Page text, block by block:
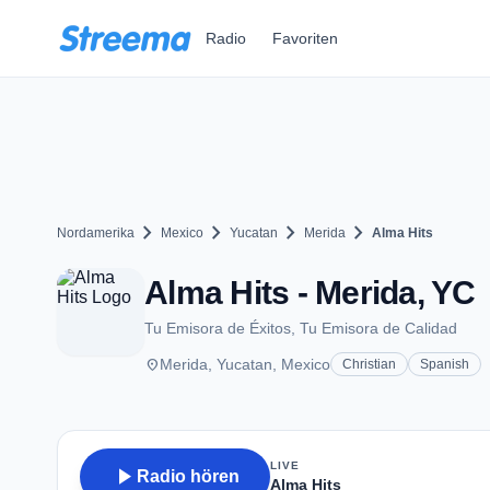
Radio Favoriten
Nordamerika chevron_right Mexico chevron_right Yucatan chevron_right Merida chevron_right Alma Hits
Alma Hits - Merida, YC
Tu Emisora de Éxitos, Tu Emisora de Calidad
placeMerida, Yucatan, Mexico Christian Spanish
play_arrow Radio hören
LIVE
Alma Hits